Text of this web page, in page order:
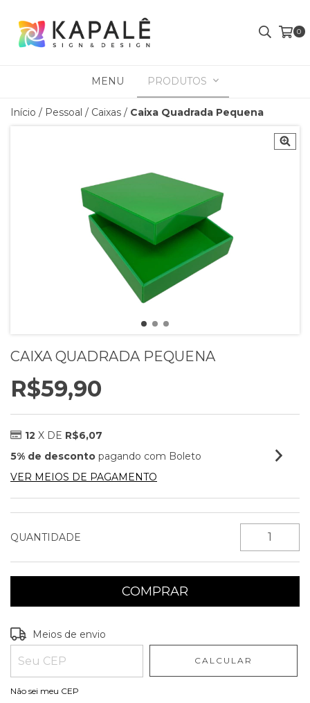
0
MENU PRODUTOS
Início / Pessoal / Caixas / Caixa Quadrada Pequena
CAIXA QUADRADA PEQUENA
R$59,90
12 X DE R$6,07
5% de desconto pagando com Boleto
VER MEIOS DE PAGAMENTO
QUANTIDADE
Entregas para o CEP:
Meios de envio
CALCULAR
Não sei meu CEP